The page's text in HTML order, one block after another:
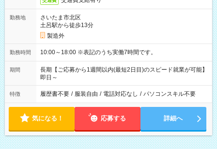
勤務地
さいたま市北区
土呂駅から徒歩13分
製造外
勤務時間 10:00～18:00 ※表記のうち実働7時間です。
期間
長期【ご応募から1週間以内(最短2日目)のスピード就業が可能】
即日～
特徴 履歴書不要 / 服装自由 / 電話対応なし / パソコンスキル不要
気になる！ 応募する 詳細へ